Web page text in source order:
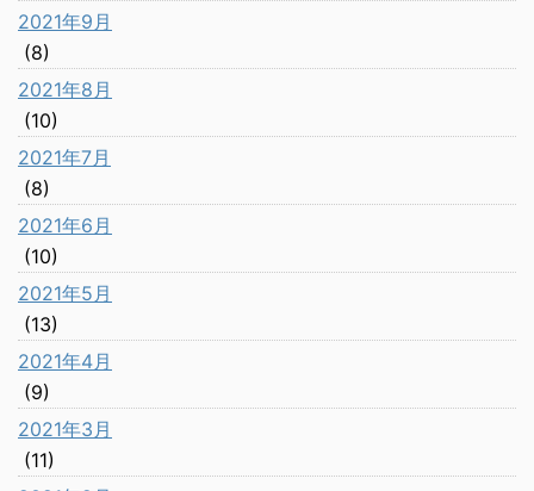
2021年9月
(8)
2021年8月
(10)
2021年7月
(8)
2021年6月
(10)
2021年5月
(13)
2021年4月
(9)
2021年3月
(11)